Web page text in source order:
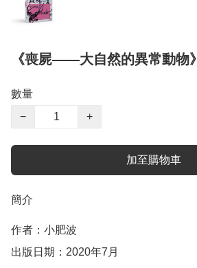
《喪屍——大自然的異常動物》
數量
−
+
加至購物車
簡介
作者：小肥波
出版日期：2020年7月